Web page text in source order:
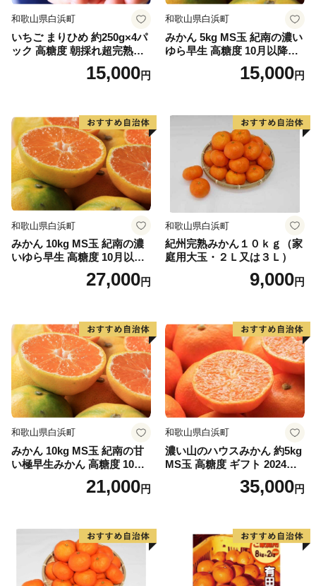
☆奥津温泉
多くの文人にも愛された風情ある山里のいで湯。良質な
美人の湯として、与謝野鉄幹・晶子夫妻、棟方志功、小
や全国からの温泉ファンを引き付けています。
☆妖精の森ガラス美術館
世界的に珍しいウランガラス専門美術館「妖精の森ガラ
ス美術館」内にあるガラス工房では、吹きガラス体験・
サンドブラスト体験・リューター体験と３種類のガラス
作りを体験することができます。
☆岩井の滝と岩井の名水
子宝伝説もある岡山県最北端の滝。上部に岩盤が突き出
て岩屋を形成し、滝の裏側から眺めることができる「裏
見の滝」。裏から見るとカーテンのような神秘的な姿
で、パワースポットにもなっています。
◆お問い合わせ先◆
==============================
鏡野町ふるさと納税コールセンター
TEL ：050-3355-7158
MAIL：o.kagamino@do-furusato.jp
受付時間：平日9:00〜17:15
==============================
和歌山県白浜町
いちご まりひめ 約250g×4パ
ック 高糖度 朝採れ超完熟ま
りひめ 1月以降発送分
15,000円
和歌山県白浜町
みかん 5kg MS玉 紀南の濃い
ゆら早生 高糖度 10月以降発
送 マルチ被覆栽培15,000円
和歌山県白浜町
みかん 10kg MS玉 紀南の濃
いゆら早生 高糖度 10月以降
発送 マルチ被覆栽培27,000円
和歌山県白浜町
紀州完熟みかん１０ｋｇ（家
庭用大玉・２Ｌ又は３Ｌ）
9,000円
和歌山県白浜町
みかん 10kg MS玉 紀南の甘
い極早生みかん 高糖度 10月
以降発送 マルチ被覆栽培
21,000円
和歌山県白浜町
濃い山のハウスみかん 約5kg
MS玉 高糖度 ギフト 2024年7
35,000円